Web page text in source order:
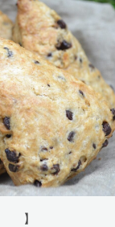
】